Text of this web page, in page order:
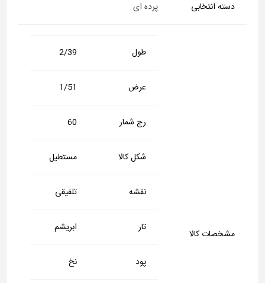
دسته انتخابی پرده ای
مشخصات کالا
طول 2/39
عرض 1/51
رج شمار 60
شکل کالا مستطیل
نقشه تلفیقی
تار ابریشم
پود نخ